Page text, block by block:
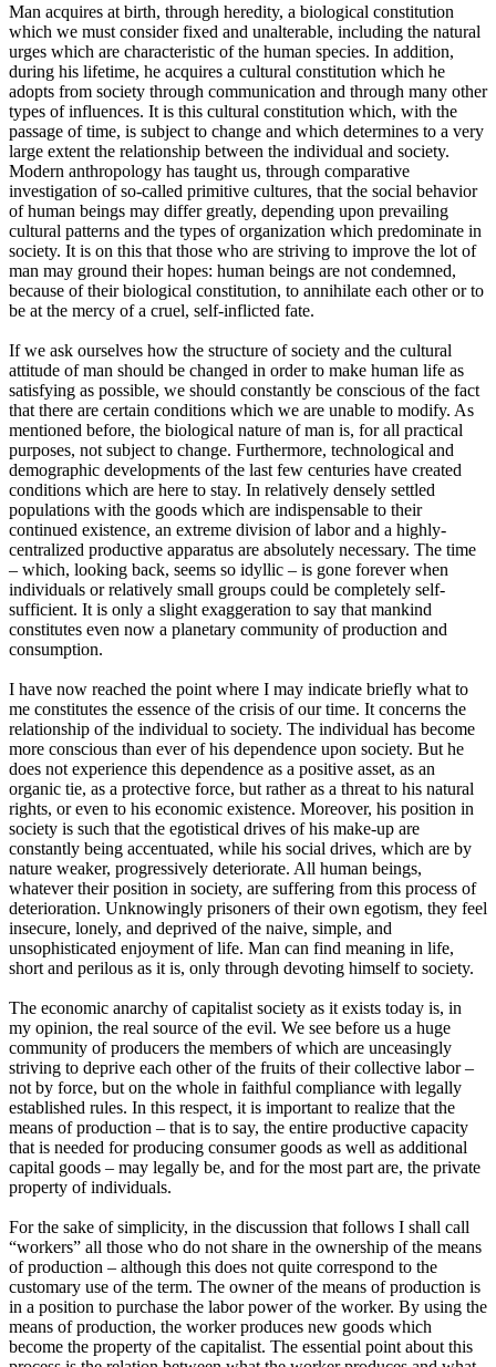
Man acquires at birth, through heredity, a biological constitution
which we must consider fixed and unalterable, including the natural
urges which are characteristic of the human species. In addition,
during his lifetime, he acquires a cultural constitution which he
adopts from society through communication and through many other
types of influences. It is this cultural constitution which, with the
passage of time, is subject to change and which determines to a very
large extent the relationship between the individual and society.
Modern anthropology has taught us, through comparative
investigation of so-called primitive cultures, that the social behavior
of human beings may differ greatly, depending upon prevailing
cultural patterns and the types of organization which predominate in
society. It is on this that those who are striving to improve the lot of
man may ground their hopes: human beings are not condemned,
because of their biological constitution, to annihilate each other or to
be at the mercy of a cruel, self-inflicted fate.
If we ask ourselves how the structure of society and the cultural
attitude of man should be changed in order to make human life as
satisfying as possible, we should constantly be conscious of the fact
that there are certain conditions which we are unable to modify. As
mentioned before, the biological nature of man is, for all practical
purposes, not subject to change. Furthermore, technological and
demographic developments of the last few centuries have created
conditions which are here to stay. In relatively densely settled
populations with the goods which are indispensable to their
continued existence, an extreme division of labor and a highly-
centralized productive apparatus are absolutely necessary. The time
– which, looking back, seems so idyllic – is gone forever when
individuals or relatively small groups could be completely self-
sufficient. It is only a slight exaggeration to say that mankind
constitutes even now a planetary community of production and
consumption.
I have now reached the point where I may indicate briefly what to
me constitutes the essence of the crisis of our time. It concerns the
relationship of the individual to society. The individual has become
more conscious than ever of his dependence upon society. But he
does not experience this dependence as a positive asset, as an
organic tie, as a protective force, but rather as a threat to his natural
rights, or even to his economic existence. Moreover, his position in
society is such that the egotistical drives of his make-up are
constantly being accentuated, while his social drives, which are by
nature weaker, progressively deteriorate. All human beings,
whatever their position in society, are suffering from this process of
deterioration. Unknowingly prisoners of their own egotism, they feel
insecure, lonely, and deprived of the naive, simple, and
unsophisticated enjoyment of life. Man can find meaning in life,
short and perilous as it is, only through devoting himself to society.
The economic anarchy of capitalist society as it exists today is, in
my opinion, the real source of the evil. We see before us a huge
community of producers the members of which are unceasingly
striving to deprive each other of the fruits of their collective labor –
not by force, but on the whole in faithful compliance with legally
established rules. In this respect, it is important to realize that the
means of production – that is to say, the entire productive capacity
that is needed for producing consumer goods as well as additional
capital goods – may legally be, and for the most part are, the private
property of individuals.
For the sake of simplicity, in the discussion that follows I shall call
“workers” all those who do not share in the ownership of the means
of production – although this does not quite correspond to the
customary use of the term. The owner of the means of production is
in a position to purchase the labor power of the worker. By using the
means of production, the worker produces new goods which
become the property of the capitalist. The essential point about this